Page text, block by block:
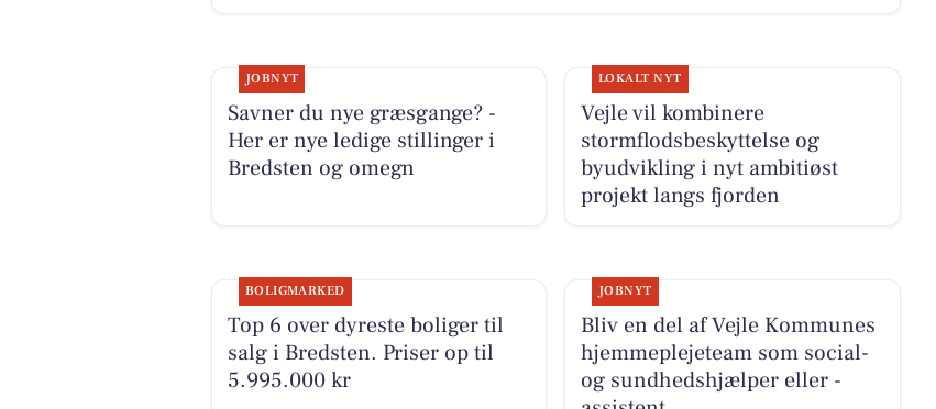
JOBNYT
Savner du nye græsgange? -
Her er nye ledige stillinger i
Bredsten og omegn
LOKALT NYT
Vejle vil kombinere
stormflodsbeskyttelse og
byudvikling i nyt ambitiøst
projekt langs fjorden
BOLIGMARKED
Top 6 over dyreste boliger til
salg i Bredsten. Priser op til
5.995.000 kr
JOBNYT
Bliv en del af Vejle Kommunes
hjemmeplejeteam som social-
og sundhedshjælper eller -